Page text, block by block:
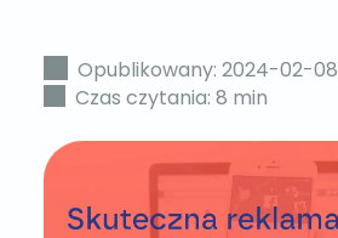
Opublikowany: 2024-02-08
Czas czytania: 8 min